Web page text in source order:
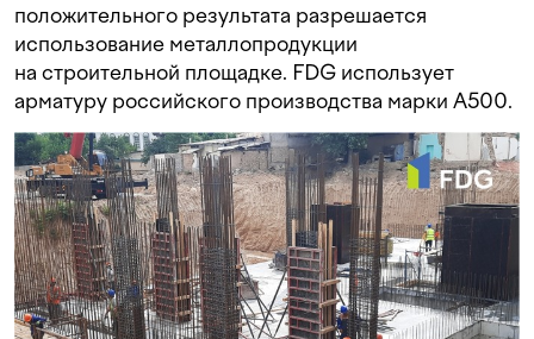
положительного результата разрешается
использование металлопродукции
на строительной площадке. FDG использует
арматуру российского производства марки A500.